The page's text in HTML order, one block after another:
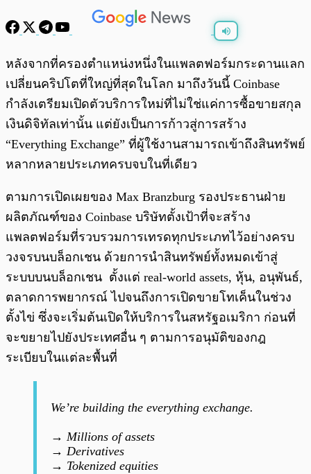
พร้อมเล่น
หลังจากที่ครองตำแหน่งหนึ่งในแพลตฟอร์มกระดานแลก
เปลี่ยนคริปโตที่ใหญ่ที่สุดในโลก มาถึงวันนี้ Coinbase
กำลังเตรียมเปิดตัวบริการใหม่ที่ไม่ใช่แค่การซื้อขายสกุล
เงินดิจิทัลเท่านั้น แต่ยังเป็นการก้าวสู่การสร้าง
“Everything Exchange” ที่ผู้ใช้งานสามารถเข้าถึงสินทรัพย์
หลากหลายประเภทครบจบในที่เดียว
ตามการเปิดเผยของ Max Branzburg รองประธานฝ่าย
ผลิตภัณฑ์ของ Coinbase บริษัทตั้งเป้าที่จะสร้าง
แพลตฟอร์มที่รวบรวมการเทรดทุกประเภทไว้อย่างครบ
วงจรบนบล็อกเชน ด้วยการนำสินทรัพย์ทั้งหมดเข้าสู่
ระบบบนบล็อกเชน ตั้งแต่ real-world assets, หุ้น, อนุพันธ์,
ตลาดการพยากรณ์ ไปจนถึงการเปิดขายโทเค็นในช่วง
ตั้งไข่ ซึ่งจะเริ่มต้นเปิดให้บริการในสหรัฐอเมริกา ก่อนที่
จะขยายไปยังประเทศอื่น ๆ ตามการอนุมัติของกฎ
ระเบียบในแต่ละพื้นที่
We’re building the everything exchange.
→ Millions of assets
→ Derivatives
→ Tokenized equities